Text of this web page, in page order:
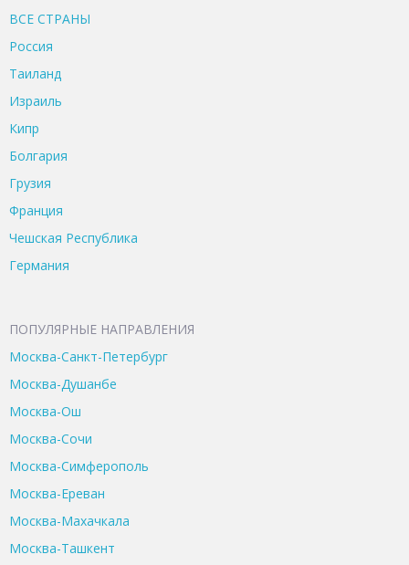
ВСЕ CТРАНЫ
Россия
Таиланд
Израиль
Кипр
Болгария
Грузия
Франция
Чешская Республика
Германия
ПОПУЛЯРНЫЕ НАПРАВЛЕНИЯ
Москва-Санкт-Петербург
Москва-Душанбе
Москва-Ош
Москва-Сочи
Москва-Симферополь
Москва-Ереван
Москва-Махачкала
Москва-Ташкент